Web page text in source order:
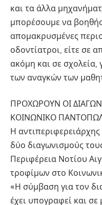
και τα άλλα
μπορέσουμε να
απομακρυσμένες
οδοντίατροι, είτε σε
ακόμη και σε
των αναγκών των
ΠΡΟΧΩΡΟΥΝ ΟΙ
ΚΟΙΝΩΝΙΚΟ
Η
δύο διαγωνισμούς
Περιφέρεια Νοτίου
τροφίμων στο
«Η σύμβαση για τον
έχει υπογραφεί και σε